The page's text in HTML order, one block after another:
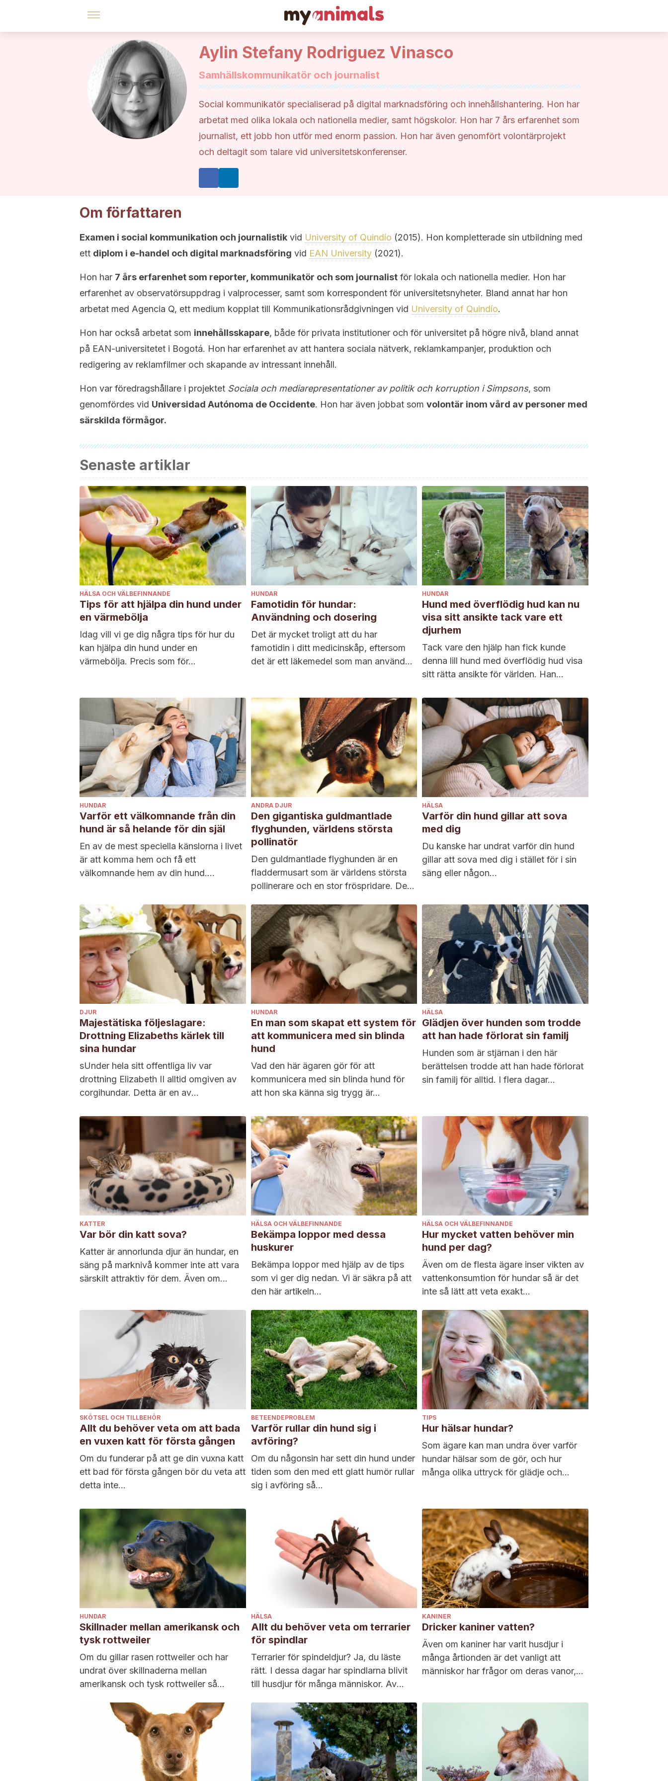
Aylin Stefany Rodriguez Vinasco
Samhällskommunikatör och journalist
Social kommunikatör specialiserad på digital marknadsföring och innehållshantering. Hon har
arbetat med olika lokala och nationella medier, samt högskolor. Hon har 7 års erfarenhet som
journalist, ett jobb hon utför med enorm passion. Hon har även genomfört volontärprojekt
och deltagit som talare vid universitetskonferenser.
Om författaren
Examen i social kommunikation och journalistik vid University of Quindío (2015). Hon kompletterade sin utbildning med
ett diplom i e-handel och digital marknadsföring vid EAN University (2021).
Hon har 7 års erfarenhet som reporter, kommunikatör och som journalist för lokala och nationella medier. Hon har
erfarenhet av observatörsuppdrag i valprocesser, samt som korrespondent för universitetsnyheter. Bland annat har hon
arbetat med Agencia Q, ett medium kopplat till Kommunikationsrådgivningen vid University of Quindío.
Hon har också arbetat som innehållsskapare, både för privata institutioner och för universitet på högre nivå, bland annat
på EAN-universitetet i Bogotá. Hon har erfarenhet av att hantera sociala nätverk, reklamkampanjer, produktion och
redigering av reklamfilmer och skapande av intressant innehåll.
Hon var föredragshållare i projektet Sociala och mediarepresentationer av politik och korruption i Simpsons, som
genomfördes vid Universidad Autónoma de Occidente. Hon har även jobbat som volontär inom vård av personer med
särskilda förmågor.
Senaste artiklar
HÄLSA OCH VÄLBEFINNANDE
Tips för att hjälpa din hund under
en värmebölja
Idag vill vi ge dig några tips för hur du
kan hjälpa din hund under en
värmebölja. Precis som för...
HUNDAR
Famotidin för hundar:
Användning och dosering
Det är mycket troligt att du har
famotidin i ditt medicinskåp, eftersom
det är ett läkemedel som man använder
HUNDAR
Hund med överflödig hud kan nu
visa sitt ansikte tack vare ett
djurhem
Tack vare den hjälp han fick kunde
denna lill hund med överflödig hud visa
sitt rätta ansikte för världen. Han...
HUNDAR
Varför ett välkomnande från din
hund är så helande för din själ
En av de mest speciella känslorna i livet
är att komma hem och få ett
välkomnande hem av din hund....
ANDRA DJUR
Den gigantiska guldmantlade
flyghunden, världens största
pollinatör
Den guldmantlade flyghunden är en
fladdermusart som är världens största
pollinerare och en stor fröspridare. Dess
HÄLSA
Varför din hund gillar att sova
med dig
Du kanske har undrat varför din hund
gillar att sova med dig i stället för i sin
säng eller någon...
DJUR
Majestätiska följeslagare:
Drottning Elizabeths kärlek till
sina hundar
sUnder hela sitt offentliga liv var
drottning Elizabeth II alltid omgiven av
corgihundar. Detta är en av
HUNDAR
En man som skapat ett system för
att kommunicera med sin blinda
hund
Vad den här ägaren gör för att
kommunicera med sin blinda hund för
att hon ska känna sig trygg är...
HÄLSA
Glädjen över hunden som trodde
att han hade förlorat sin familj
Hunden som är stjärnan i den här
berättelsen trodde att han hade förlorat
sin familj för alltid. I flera dagar...
KATTER
Var bör din katt sova?
Katter är annorlunda djur än hundar, en
säng på marknivå kommer inte att vara
särskilt attraktiv för dem. Även om
HÄLSA OCH VÄLBEFINNANDE
Bekämpa loppor med dessa
huskurer
Bekämpa loppor med hjälp av de tips
som vi ger dig nedan. Vi är säkra på att
den här artikeln...
HÄLSA OCH VÄLBEFINNANDE
Hur mycket vatten behöver min
hund per dag?
Även om de flesta ägare inser vikten av
vattenkonsumtion för hundar så är det
inte så lätt att veta exakt...
SKÖTSEL OCH TILLBEHÖR
Allt du behöver veta om att bada
en vuxen katt för första gången
Om du funderar på att ge din vuxna katt
ett bad för första gången bör du veta att
detta inte...
BETEENDEPROBLEM
Varför rullar din hund sig i
avföring?
Om du någonsin har sett din hund under
tiden som den med ett glatt humör rullar
sig i avföring så...
TIPS
Hur hälsar hundar?
Som ägare kan man undra över varför
hundar hälsar som de gör, och hur
många olika uttryck för glädje och
HUNDAR
Skillnader mellan amerikansk och
tysk rottweiler
Om du gillar rasen rottweiler och har
undrat över skillnaderna mellan
amerikansk och tysk rottweiler så
HÄLSA
Allt du behöver veta om terrarier
för spindlar
Terrarier för spindeldjur? Ja, du läste
rätt. I dessa dagar har spindlarna blivit
till husdjur för många människor. Av
KANINER
Dricker kaniner vatten?
Även om kaniner har varit husdjur i
många årtionden är det vanligt att
människor har frågor om deras vanor,